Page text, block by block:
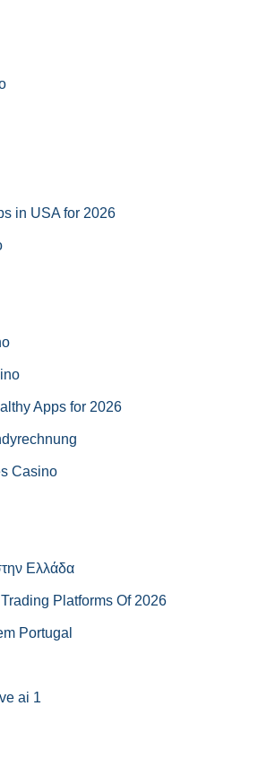
in USA for 2026
Apps for 2026
Casino
Ελλάδα
Platforms Of 2026
Portugal
ai 1